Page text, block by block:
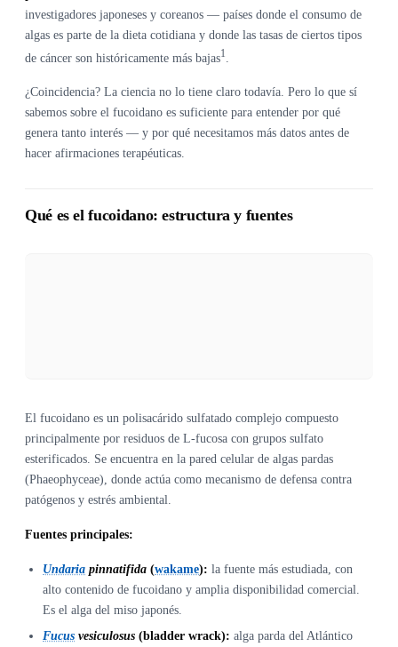
investigadores japoneses y coreanos — países donde el consumo de
algas es parte de la dieta cotidiana y donde las tasas de ciertos tipos
de cáncer son históricamente más bajas1
¿Coincidencia? La ciencia no lo tiene claro todavía. Pero lo que sí
sabemos sobre el fucoidano es suficiente para entender por qué
genera tanto interés — y por qué necesitamos más datos antes de
hacer afirmaciones terapéuticas.
Qué es el fucoidano: estructura y fuentes
El fucoidano es un polisacárido sulfatado complejo compuesto
principalmente por residuos de L-fucosa con grupos sulfato
esterificados. Se encuentra en la pared celular de algas pardas
(Phaeophyceae), donde actúa como mecanismo de defensa contra
patógenos y estrés ambiental.
Fuentes principales:
Undaria pinnatifida (wakame): la fuente más estudiada, con
alto contenido de fucoidano y amplia disponibilidad comercial.
Es el alga del miso japonés.
Fucus vesiculosus (bladder wrack): alga parda del Atlántico